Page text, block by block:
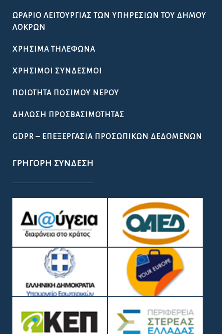
ΩΡΆΡΙΟ ΛΕΙΤΟΥΡΓΊΑΣ ΤΩΝ ΥΠΗΡΕΣΙΏΝ ΤΟΥ ΔΉΜΟΥ
ΛΟΚΡΏΝ
ΧΡΉΣΙΜΑ ΤΗΛΈΦΩΝΑ
ΧΡΉΣΙΜΟΙ ΣΎΝΔΕΣΜΟΙ
ΠΟΙΌΤΗΤΑ ΠΌΣΙΜΟΥ ΝΕΡΟΎ
ΔΉΛΩΣΗ ΠΡΟΣΒΑΣΙΜΌΤΗΤΑΣ
GDPR – ΕΠΕΞΕΡΓΑΣΙΑ ΠΡΟΣΩΠΙΚΩΝ ΔΕΔΟΜΕΝΩΝ
ΓΡΉΓΟΡΗ ΣΎΝΔΕΣΗ